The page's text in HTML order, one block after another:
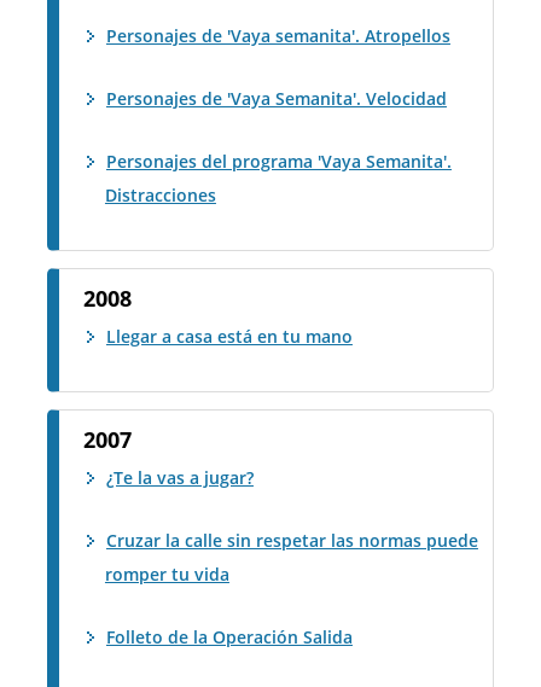
Personajes de 'Vaya semanita'. Atropellos
Personajes de 'Vaya Semanita'. Velocidad
Personajes del programa 'Vaya Semanita'.
Distracciones
2008
Llegar a casa está en tu mano
2007
¿Te la vas a jugar?
Cruzar la calle sin respetar las normas puede
romper tu vida
Folleto de la Operación Salida